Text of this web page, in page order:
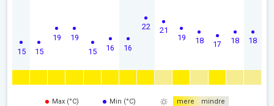
15 15
19 19
15 16 16
22 21
19 18 17 18 18
Max (°C) Min (°C) mere mindre